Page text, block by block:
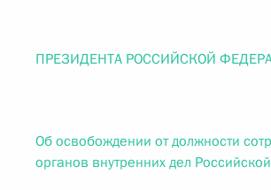
ПРЕЗИДЕНТА РОССИЙСКОЙ
Об освобождении от должности
органов внутренних дел